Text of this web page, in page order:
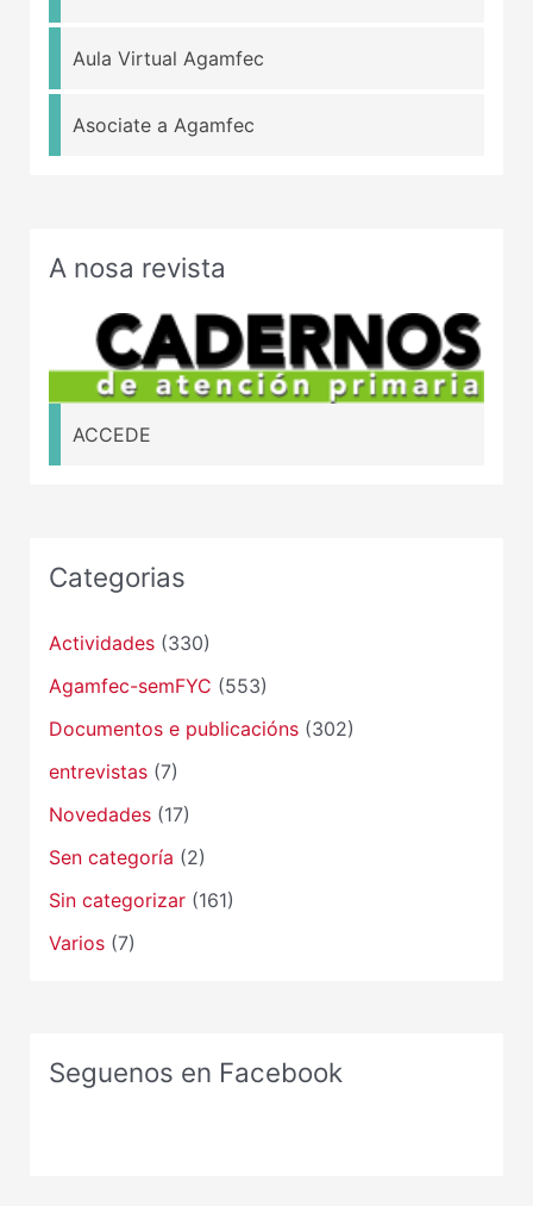
Aula Virtual Agamfec
Asociate a Agamfec
A nosa revista
ACCEDE
Categorias
Actividades(330)
Agamfec-semFYC (553)
Documentos e publicacións(302)
entrevistas(7)
Novedades(17)
Sen categoría (2)
Sin categorizar(161)
Varios(7)
Seguenos en Facebook